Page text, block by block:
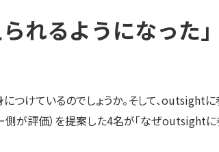
れるようになっ
ているのでしょうか。そして、outsightに
評価）を提案した4名が「なぜoutsightに